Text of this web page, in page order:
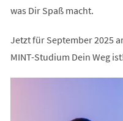
was Dir Spaß macht.
Jetzt für September 2025
MINT-Studium Dein Weg